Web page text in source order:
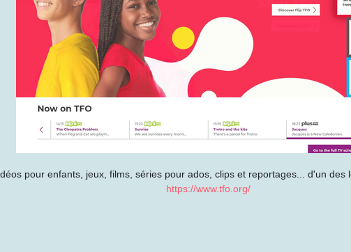
pour enfants, jeux, films, séries pour ados, clips et reportages... d'un des
https://www.tfo.org/